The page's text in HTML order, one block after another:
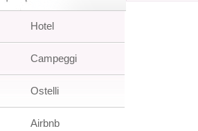
Hotel
Campeggi
Ostelli
Airbnb